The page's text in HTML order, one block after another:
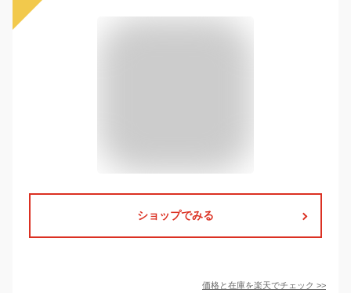
ショップでみる
価格と在庫を楽天でチェック >>